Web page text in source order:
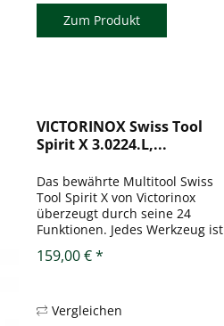
Zum Produkt
VICTORINOX Swiss Tool
Spirit X 3.0224.L,...
Das bewährte Multitool Swiss
Tool Spirit X von Victorinox
überzeugt durch seine 24
Funktionen. Jedes Werkzeug ist
außen zu öffnen sind. Das
159,00 € *
Vergleichen